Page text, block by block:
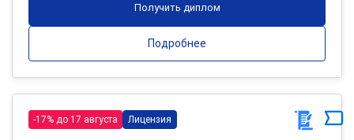
Получить диплом
Подробнее
-17% до 17 августа Лицензия